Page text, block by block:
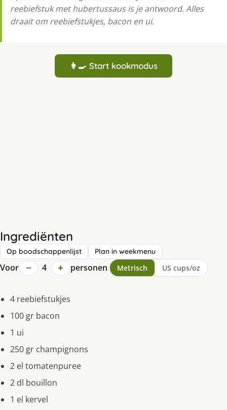
reebiefstuk met hubertussaus is je antwoord. Alles
draait om reebiefstukjes, bacon en ui.
👩‍🍳 Start kookmodus
Ingrediënten
Op boodschappenlijst Plan in weekmenu
Voor − 4 + personen Metrisch US cups/oz
4 reebiefstukjes
100 gr bacon
1 ui
250 gr champignons
2 el tomatenpuree
2 dl bouillon
1 el kervel